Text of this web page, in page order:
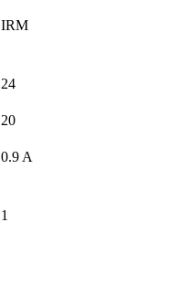
IRM
24
20
0.9 A
1